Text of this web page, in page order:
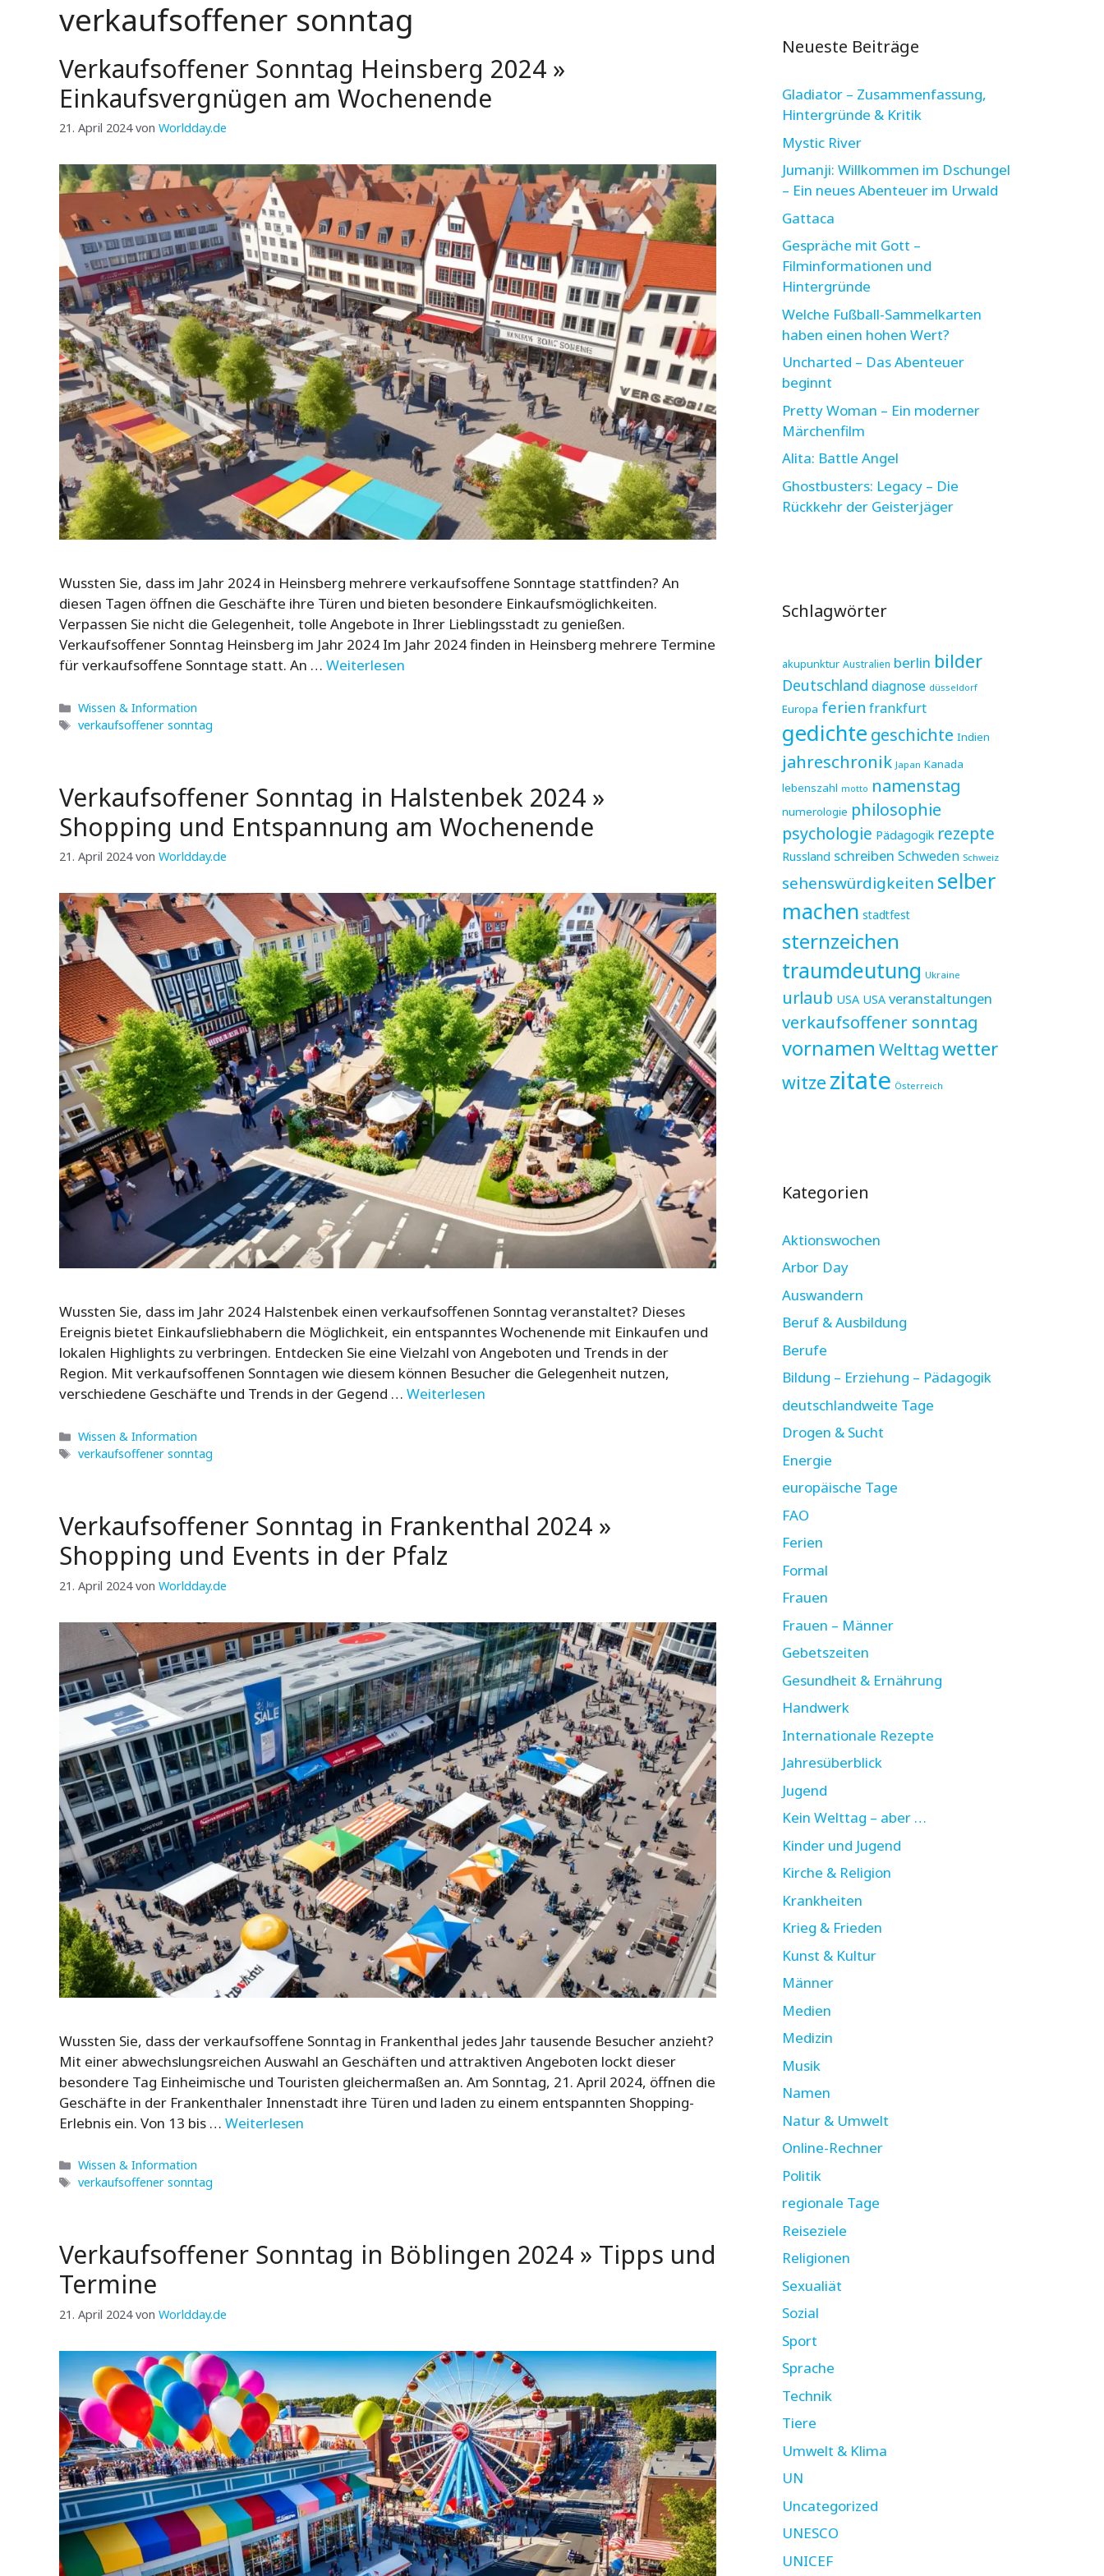
verkaufsoffener sonntag
Verkaufsoffener Sonntag Heinsberg 2024 »
Einkaufsvergnügen am Wochenende
21. April 2024 von Worldday.de
Wussten Sie, dass im Jahr 2024 in Heinsberg mehrere verkaufsoffene Sonntage stattfinden? An
diesen Tagen öffnen die Geschäfte ihre Türen und bieten besondere Einkaufsmöglichkeiten.
Verpassen Sie nicht die Gelegenheit, tolle Angebote in Ihrer Lieblingsstadt zu genießen.
Verkaufsoffener Sonntag Heinsberg im Jahr 2024 Im Jahr 2024 finden in Heinsberg mehrere Termine
für verkaufsoffene Sonntage statt. An … Weiterlesen
Kategorien
Wissen & Information
Schlagwörter
verkaufsoffener sonntag
Verkaufsoffener Sonntag in Halstenbek 2024 »
Shopping und Entspannung am Wochenende
21. April 2024 von Worldday.de
Wussten Sie, dass im Jahr 2024 Halstenbek einen verkaufsoffenen Sonntag veranstaltet? Dieses
Ereignis bietet Einkaufsliebhabern die Möglichkeit, ein entspanntes Wochenende mit Einkaufen und
lokalen Highlights zu verbringen. Entdecken Sie eine Vielzahl von Angeboten und Trends in der
Region. Mit verkaufsoffenen Sonntagen wie diesem können Besucher die Gelegenheit nutzen,
verschiedene Geschäfte und Trends in der Gegend … Weiterlesen
Kategorien
Wissen & Information
Schlagwörter
verkaufsoffener sonntag
Verkaufsoffener Sonntag in Frankenthal 2024 »
Shopping und Events in der Pfalz
21. April 2024 von Worldday.de
Wussten Sie, dass der verkaufsoffene Sonntag in Frankenthal jedes Jahr tausende Besucher anzieht?
Mit einer abwechslungsreichen Auswahl an Geschäften und attraktiven Angeboten lockt dieser
besondere Tag Einheimische und Touristen gleichermaßen an. Am Sonntag, 21. April 2024, öffnen die
Geschäfte in der Frankenthaler Innenstadt ihre Türen und laden zu einem entspannten Shopping-
Erlebnis ein. Von 13 bis … Weiterlesen
Kategorien
Wissen & Information
Schlagwörter
verkaufsoffener sonntag
Verkaufsoffener Sonntag in Böblingen 2024 » Tipps und
Termine
21. April 2024 von Worldday.de
Neueste Beiträge
Gladiator – Zusammenfassung,
Hintergründe & Kritik
Mystic River
Jumanji: Willkommen im Dschungel
– Ein neues Abenteuer im Urwald
Gattaca
Gespräche mit Gott –
Filminformationen und
Hintergründe
Welche Fußball-Sammelkarten
haben einen hohen Wert?
Uncharted – Das Abenteuer
beginnt
Pretty Woman – Ein moderner
Märchenfilm
Alita: Battle Angel
Ghostbusters: Legacy – Die
Rückkehr der Geisterjäger
Schlagwörter
akupunktur Australien berlin bilder
Deutschland diagnose düsseldorf
Europa ferien frankfurt
gedichte geschichte Indien
jahreschronik Japan Kanada
lebenszahl motto namenstag
numerologie philosophie
psychologie Pädagogik rezepte
Russland schreiben Schweden Schweiz
sehenswürdigkeiten selber
machen stadtfest
sternzeichen
traumdeutung Ukraine
urlaub USA USA veranstaltungen
verkaufsoffener sonntag
vornamen Welttagwetter
witze zitate Österreich
Kategorien
Aktionswochen
Arbor Day
Auswandern
Beruf & Ausbildung
Berufe
Bildung – Erziehung – Pädagogik
deutschlandweite Tage
Drogen & Sucht
Energie
europäische Tage
FAO
Ferien
Formal
Frauen
Frauen – Männer
Gebetszeiten
Gesundheit & Ernährung
Handwerk
Internationale Rezepte
Jahresüberblick
Jugend
Kein Welttag – aber …
Kinder und Jugend
Kirche & Religion
Krankheiten
Krieg & Frieden
Kunst & Kultur
Männer
Medien
Medizin
Musik
Namen
Natur & Umwelt
Online-Rechner
Politik
regionale Tage
Reiseziele
Religionen
Sexualiät
Sozial
Sport
Sprache
Technik
Tiere
Umwelt & Klima
UN
Uncategorized
UNESCO
UNICEF